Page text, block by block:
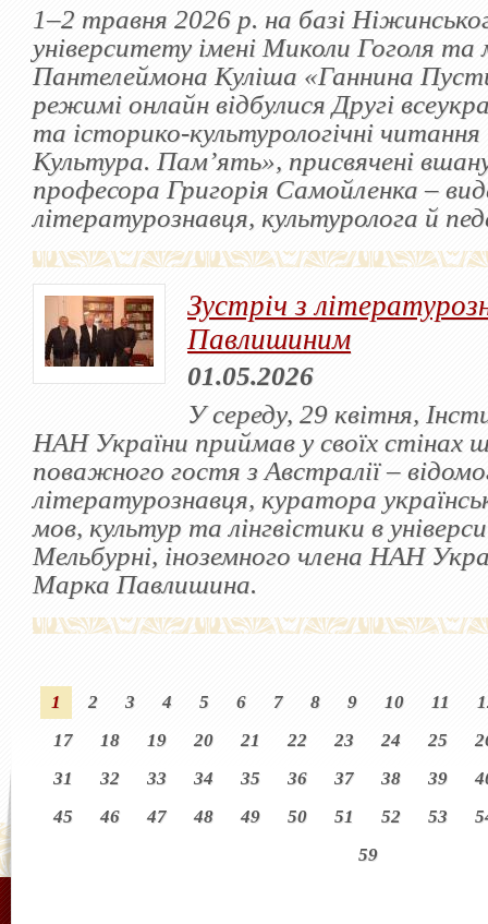
1–2 травня 2026 р. на базі
університету імені Миколи Гоголя та
Пантелеймона Куліша «Ганнина
режимі онлайн відбулися Другі
та історико-культурологічні
Культура. Пам’ять», присвячені
професора Григорія Самойленка –
літературознавця, культуролога й
Зустріч з
Павлишиним
01.05.2026
У середу, 29 квітня,
НАН України приймав у своїх стінах
поважного гостя з Австралії –
літературознавця, куратора
мов, культур та лінгвістики в
Мельбурні, іноземного члена НАН
Марка Павлишина.
1 2 3 4 5 6 7 8 9 10 11
17
18 19 20 21 22 23 24 25
31
32 33 34 35 36 37 38 39
45
46 47 48 49 50 51 52 53
59